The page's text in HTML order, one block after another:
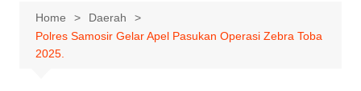
Home
Daerah
Polres Samosir Gelar Apel Pasukan Operasi Zebra Toba
2025.